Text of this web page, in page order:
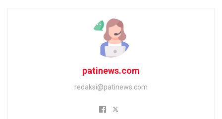
patinews.com
redaksi@patinews.com